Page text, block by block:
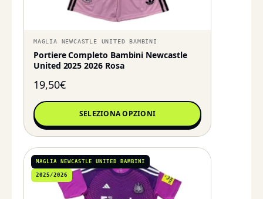
MAGLIA NEWCASTLE UNITED BAMBINI
Portiere Completo Bambini Newcastle
United 2025 2026 Rosa
19,50€
SELEZIONA OPZIONI
MAGLIA NEWCASTLE UNITED BAMBINI
2025/2026